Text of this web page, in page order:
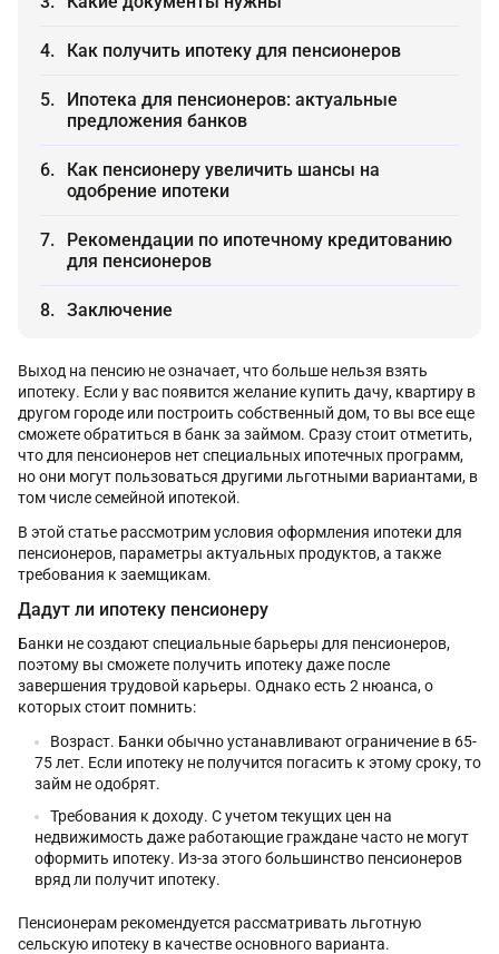
Как получить ипотеку для пенсионеров
Ипотека для пенсионеров: актуальные
предложения банков
Как пенсионеру увеличить шансы на
одобрение ипотеки
Рекомендации по ипотечному кредитованию
для пенсионеров
Заключение
Выход на пенсию не означает, что больше нельзя взять
ипотеку. Если у вас появится желание купить дачу, квартиру в
другом городе или построить собственный дом, то вы все еще
сможете обратиться в банк за займом. Сразу стоит отметить,
что для пенсионеров нет специальных ипотечных программ,
но они могут пользоваться другими льготными вариантами, в
том числе семейной ипотекой.
В этой статье рассмотрим условия оформления ипотеки для
пенсионеров, параметры актуальных продуктов, а также
требования к заемщикам.
Дадут ли ипотеку пенсионеру
Банки не создают специальные барьеры для пенсионеров,
поэтому вы сможете получить ипотеку даже после
завершения трудовой карьеры. Однако есть 2 нюанса, о
которых стоит помнить:
Возраст. Банки обычно устанавливают ограничение в 65-
75 лет. Если ипотеку не получится погасить к этому сроку, то
займ не одобрят.
Требования к доходу. С учетом текущих цен на
недвижимость даже работающие граждане часто не могут
оформить ипотеку. Из-за этого большинство пенсионеров
вряд ли получит ипотеку.
Пенсионерам рекомендуется рассматривать льготную
сельскую ипотеку в качестве основного варианта.